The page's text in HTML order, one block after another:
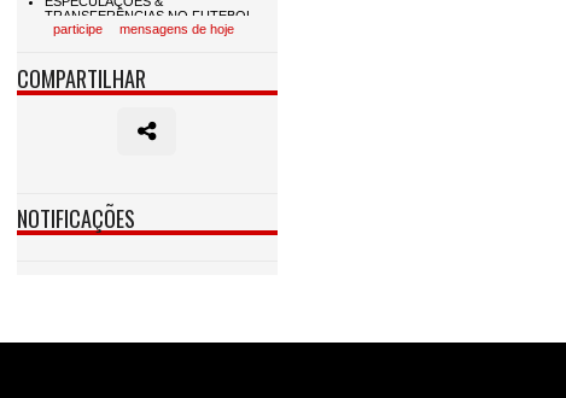
participe mensagens de hoje
COMPARTILHAR
NOTIFICAÇÕES